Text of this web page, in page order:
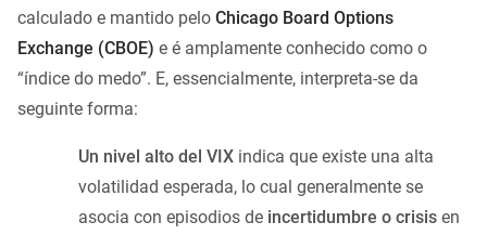
calculado e mantido pelo Chicago Board Options
Exchange (CBOE) e é amplamente conhecido como o
“índice do medo”. E, essencialmente, interpreta-se da
seguinte forma:
Un nivel alto del VIX indica que existe una alta
volatilidad esperada, lo cual generalmente se
asocia con episodios de incertidumbre o crisis en